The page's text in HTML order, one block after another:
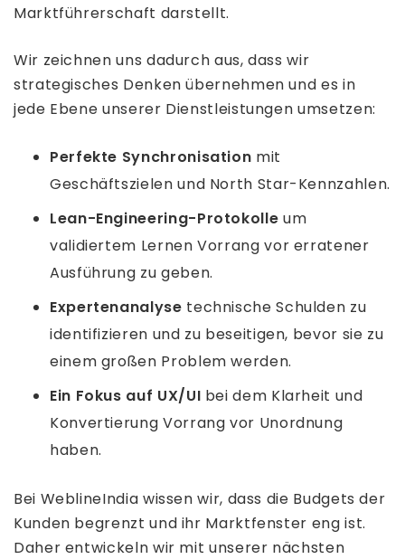
Marktführerschaft darstellt.
Wir zeichnen uns dadurch aus, dass wir
strategisches Denken übernehmen und es in
jede Ebene unserer Dienstleistungen umsetzen:
Perfekte Synchronisation mit
Geschäftszielen und North Star-Kennzahlen.
Lean-Engineering-Protokolle um
validiertem Lernen Vorrang vor erratener
Ausführung zu geben.
Expertenanalyse technische Schulden zu
identifizieren und zu beseitigen, bevor sie zu
einem großen Problem werden.
Ein Fokus auf UX/UI bei dem Klarheit und
Konvertierung Vorrang vor Unordnung
haben.
Bei WeblineIndia wissen wir, dass die Budgets der
Kunden begrenzt und ihr Marktfenster eng ist.
Daher entwickeln wir mit unserer nächsten